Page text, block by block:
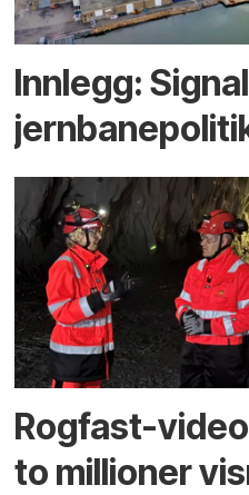
Innlegg:
Rogfast-
to millioner